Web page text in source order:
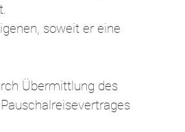
soweit er eine
Übermittlung des